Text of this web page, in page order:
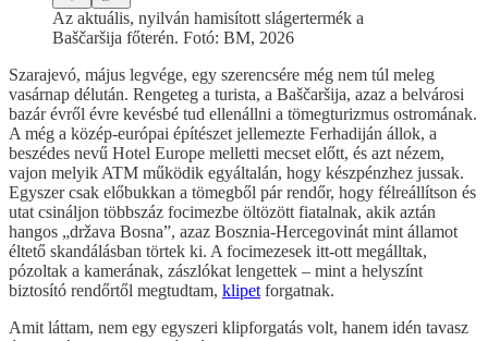
Az aktuális, nyilván hamisított slágertermék a
Baščaršija főterén. Fotó: BM, 2026
Szarajevó, május legvége, egy szerencsére még nem túl meleg
vasárnap délután. Rengeteg a turista, a Baščaršija, azaz a belvárosi
bazár évről évre kevésbé tud ellenállni a tömegturizmus ostromának.
A még a közép-európai építészet jellemezte Ferhadiján állok, a
beszédes nevű Hotel Europe melletti mecset előtt, és azt nézem,
vajon melyik ATM működik egyáltalán, hogy készpénzhez jussak.
Egyszer csak előbukkan a tömegből pár rendőr, hogy félreállítson és
utat csináljon többszáz focimezbe öltözött fiatalnak, akik aztán
hangos „država Bosna”, azaz Bosznia-Hercegovinát mint államot
éltető skandálásban törtek ki. A focimezesek itt-ott megálltak,
pózoltak a kamerának, zászlókat lengettek – mint a helyszínt
biztosító rendőrtől megtudtam, klipet forgatnak.
Amit láttam, nem egy egyszeri klipforgatás volt, hanem idén tavasz